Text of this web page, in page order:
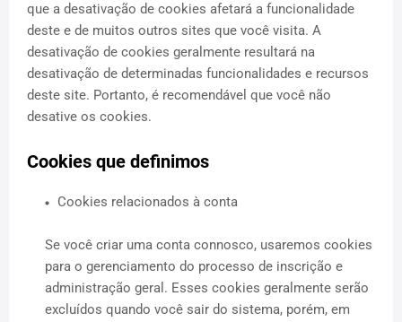
que a desativação de cookies afetará a funcionalidade
deste e de muitos outros sites que você visita. A
desativação de cookies geralmente resultará na
desativação de determinadas funcionalidades e recursos
deste site. Portanto, é recomendável que você não
desative os cookies.
Cookies que definimos
Cookies relacionados à conta
Se você criar uma conta connosco, usaremos cookies
para o gerenciamento do processo de inscrição e
administração geral. Esses cookies geralmente serão
excluídos quando você sair do sistema, porém, em